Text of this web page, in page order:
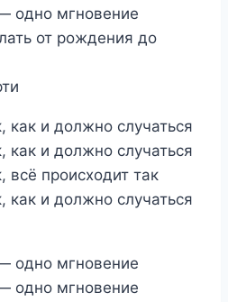
одно мгновение
от рождения до
как и должно случаться
как и должно случаться
всё происходит так
как и должно случаться
одно мгновение
одно мгновение